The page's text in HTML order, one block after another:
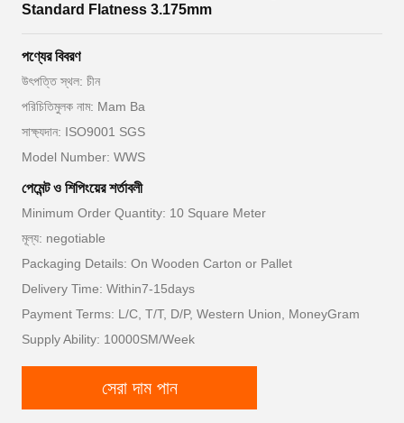
Standard Flatness 3.175mm
পণ্যের বিবরণ
উৎপত্তি স্থল: চীন
পরিচিতিমুলক নাম: Mam Ba
সাক্ষ্যদান: ISO9001 SGS
Model Number: WWS
পেমেন্ট ও শিপিংয়ের শর্তাবলী
Minimum Order Quantity: 10 Square Meter
মূল্য: negotiable
Packaging Details: On Wooden Carton or Pallet
Delivery Time: Within7-15days
Payment Terms: L/C, T/T, D/P, Western Union, MoneyGram
Supply Ability: 10000SM/Week
সেরা দাম পান